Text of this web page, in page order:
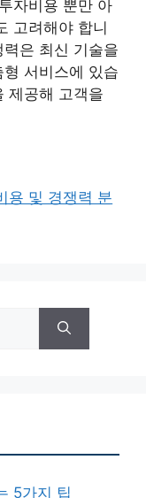
자비용 뿐만 아
고려해야 합니
은 최신 기술을
서비스에 있습
제공해 고객을
용 및 경쟁력 분
5가지 팁